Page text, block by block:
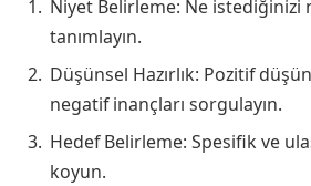
Niyet Belirleme: Ne istediğinizi
tanımlayın.
Düşünsel Hazırlık: Pozitif
negatif inançları sorgulayın.
Hedef Belirleme: Spesifik ve
koyun.